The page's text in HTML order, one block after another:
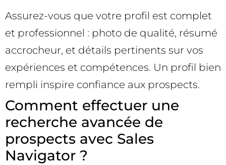
Assurez-vous que votre profil est complet
et professionnel : photo de qualité, résumé
accrocheur, et détails pertinents sur vos
expériences et compétences. Un profil bien
rempli inspire confiance aux prospects.
Comment effectuer une
recherche avancée de
prospects avec Sales
Navigator ?